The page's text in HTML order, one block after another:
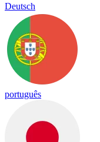
Deutsch
português